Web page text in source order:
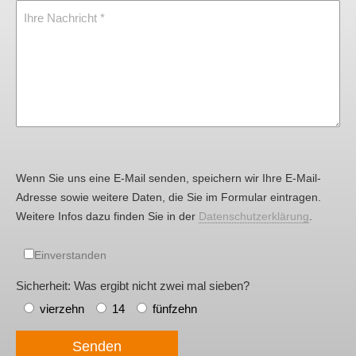
Ihre Nachricht
Wenn Sie uns eine E-Mail senden, speichern wir Ihre E-Mail-
Adresse sowie weitere Daten, die Sie im Formular eintragen.
Weitere Infos dazu finden Sie in der Datenschutzerklärung.
Einverstanden
Sicherheit: Was ergibt nicht zwei mal sieben?
vierzehn
14 fünfzehn
Senden